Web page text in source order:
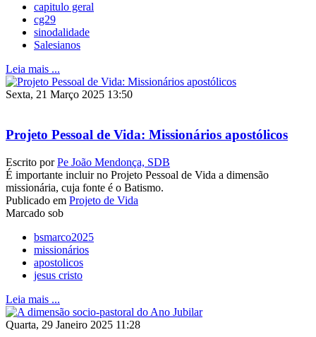
capitulo geral
cg29
sinodalidade
Salesianos
Leia mais ...
Sexta, 21 Março 2025 13:50
Projeto Pessoal de Vida: Missionários apostólicos
Escrito porPe João Mendonça, SDB
É importante incluir no Projeto Pessoal de Vida a dimensão
missionária, cuja fonte é o Batismo.
Publicado em Projeto de Vida
Marcado sob
bsmarco2025
missionários
apostolicos
jesus cristo
Leia mais ...
Quarta, 29 Janeiro 2025 11:28